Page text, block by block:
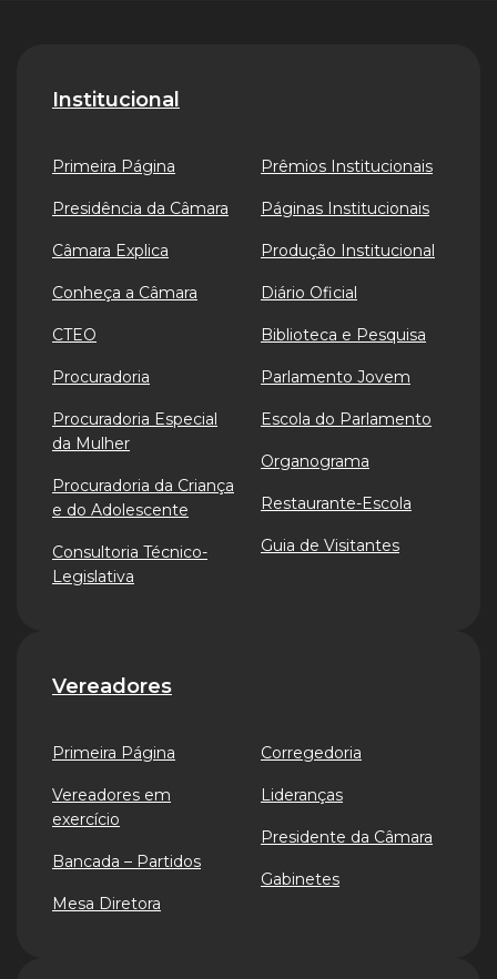
Institucional
Primeira Página
Presidência da Câmara
Câmara Explica
Conheça a Câmara
CTEO
Procuradoria
Procuradoria Especial
da Mulher
Procuradoria da Criança
e do Adolescente
Consultoria Técnico-
Legislativa
Prêmios Institucionais
Páginas Institucionais
Produção Institucional
Diário Oficial
Biblioteca e Pesquisa
Parlamento Jovem
Escola do Parlamento
Organograma
Restaurante-Escola
Guia de Visitantes
Vereadores
Primeira Página
Vereadores em
exercício
Bancada – Partidos
Mesa Diretora
Corregedoria
Lideranças
Presidente da Câmara
Gabinetes